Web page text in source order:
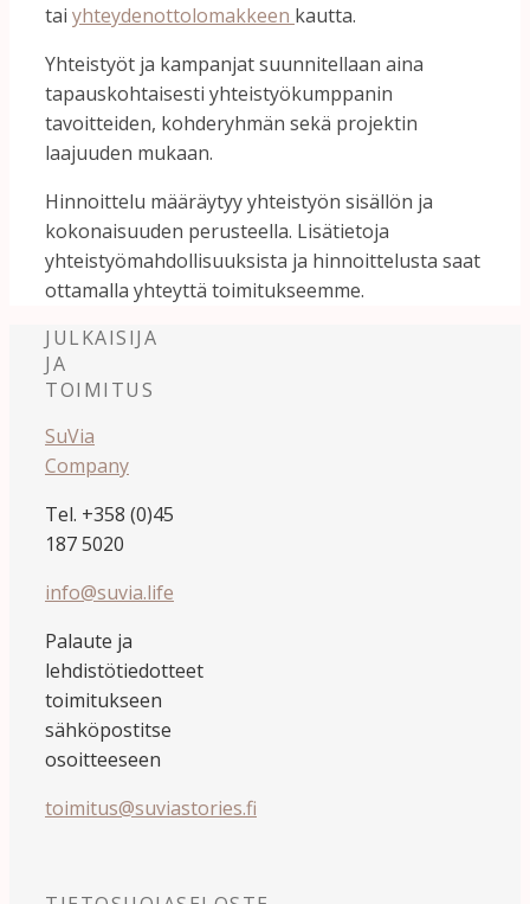
tai yhteydenottolomakkeen kautta.
Yhteistyöt ja kampanjatsuunnitellaan aina
tapauskohtaisesti yhteistyökumppanin
tavoitteiden, kohderyhmän sekä projektin
laajuuden mukaan.
Hinnoittelu määräytyyyhteistyön sisällön ja
kokonaisuuden perusteella. Lisätietoja
yhteistyömahdollisuuksista ja hinnoittelusta saat
ottamalla yhteyttä toimitukseemme.
JULKAISIJA
JA
TOIMITUS
SuVia
Company
Tel. +358 (0)45
187 5020
info@suvia.life
Palaute ja
lehdistötiedotteet
toimitukseen
sähköpostitse
osoitteeseen
toimitus@suviastories.fi